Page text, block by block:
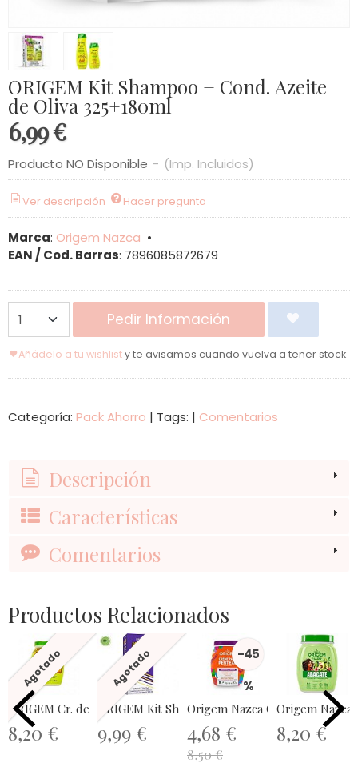
ORIGEM Kit Shampoo + Cond. Azeite
de Oliva 325+180ml
6,99 €
Producto NO Disponible - (Imp. Incluidos)
Ver descripción Hacer pregunta
Marca: Origem Nazca •
EAN / Cod. Barras: 7896085872679
Pedir Información
Añádelo a tu wishlisty te avisamos cuando vuelva a tener stock
Categoría: Pack Ahorro | Tags: | Comentarios
Descripción
Características
Comentarios
Productos Relacionados
Agotado
ORIGEM Cr. de Hidratacao Intensiva...
8,20 €
Agotado
ORIGEM Kit Shampoo + Cond. Loiro...
9,99 €
-45
%
Origem Nazca Crema de
4,68 €
8,50 €
8,20 €